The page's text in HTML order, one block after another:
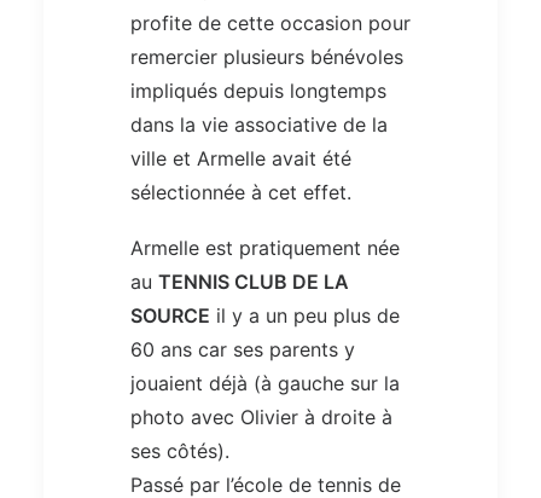
profite de cette occasion pour
remercier plusieurs bénévoles
impliqués depuis longtemps
dans la vie associative de la
ville et Armelle avait été
sélectionnée à cet effet.
Armelle est pratiquement née
au TENNIS CLUB DE LA
SOURCE il y a un peu plus de
60 ans car ses parents y
jouaient déjà (à gauche sur la
photo avec Olivier à droite à
ses côtés).
Passé par l’école de tennis de